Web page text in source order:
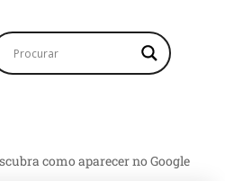
como aparecer no Google